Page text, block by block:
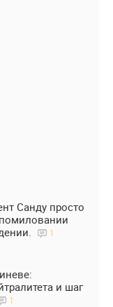
Санду просто
1
и шаг
1